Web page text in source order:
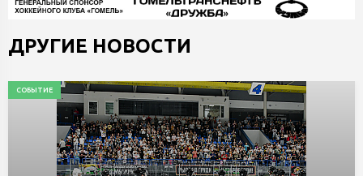
ДРУГИЕ НОВОСТИ
СОБЫТИЕ